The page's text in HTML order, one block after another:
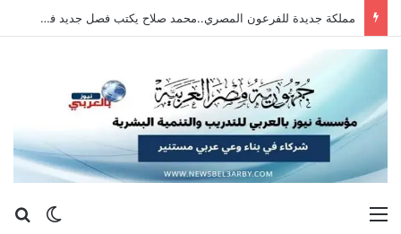
مملكة جديدة للفرعون المصري..محمد صلاح يكتب فصل جديد في طرابزون سبور التركي بعد رحلة أنفيلد التاريخية
الوضع القائمة